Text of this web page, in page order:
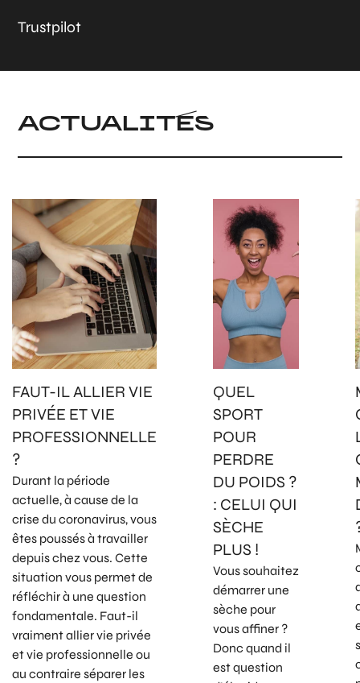
Trustpilot
ACTUALITÉS
FAUT-IL ALLIER VIE
PRIVÉE ET VIE
PROFESSIONNELLE
?
Durant la période
actuelle, à cause de la
crise du coronavirus, vous
êtes poussés à travailler
depuis chez vous. Cette
situation vous permet de
réfléchir à une question
fondamentale. Faut-il
vraiment allier vie privée
et vie professionnelle ou
au contraire séparer les
QUEL
SPORT
POUR
PERDRE
DU POIDS ?
: CELUI QUI
SÈCHE
PLUS !
Vous souhaitez
démarrer une
sèche pour
vous affiner ?
Donc quand il
est question